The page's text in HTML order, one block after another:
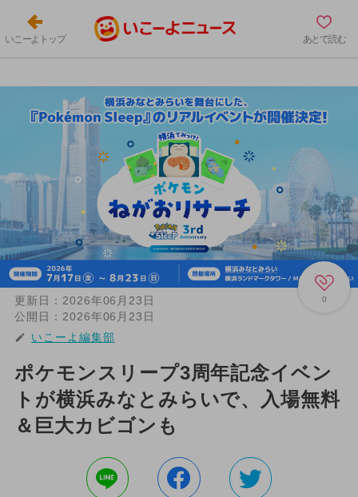
いこーよトップ あとで読む
0
更新日： 2026年06月23日
公開日： 2026年06月23日
いこーよ編集部
ポケモンスリープ3周年記念イベン
トが横浜みなとみらいで、入場無料
＆巨大カビゴンも